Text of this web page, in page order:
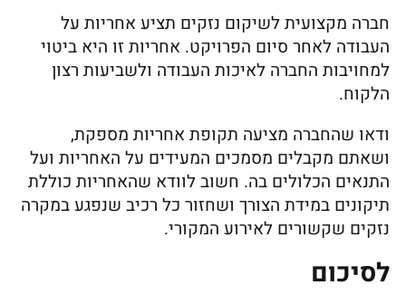
חברה מקצועית לשיקום נזקים תציע אחריות על
העבודה לאחר סיום הפרויקט. אחריות זו היא ביטוי
למחויבות החברה לאיכות העבודה ולשביעות רצון
הלקוח.
ודאו שהחברה מציעה תקופת אחריות מספקת,
ושאתם מקבלים מסמכים המעידים על האחריות ועל
התנאים הכלולים בה. חשוב לוודא שהאחריות כוללת
תיקונים במידת הצורך ושחזור כל רכיב שנפגע במקרה
נזקים שקשורים לאירוע המקורי.
לסיכום